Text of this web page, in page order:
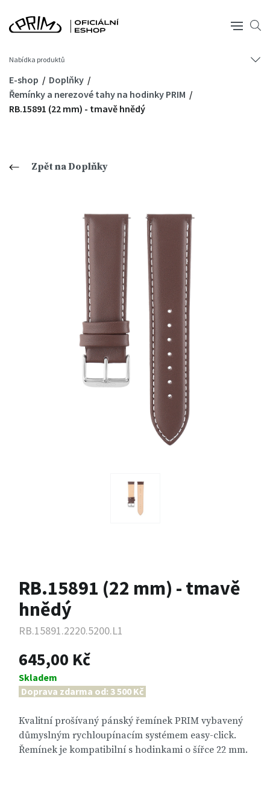
Nabídka produktů
E-shop
Doplňky
Řemínky a nerezové tahy na hodinky PRIM
RB.15891 (22 mm) - tmavě hnědý
Zpět na Doplňky
RB.15891 (22 mm) - tmavě
hnědý
RB.15891.2220.5200.L1
645,00 Kč
Skladem
Doprava zdarma od: 3 500 Kč
Kvalitní prošívaný pánský řemínek PRIM vybavený
důmyslným rychloupínacím systémem easy-click.
Řemínek je kompatibilní s hodinkami o šířce 22 mm.